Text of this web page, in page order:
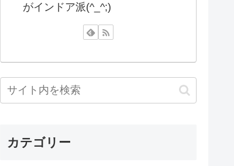
がインドア派(^_^;)
カテゴリー